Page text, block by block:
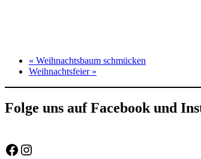
« Weihnachtsbaum schmücken
Weihnachtsfeier »
Folge uns auf Facebook und
Feuerwehr Gemeinde Wölpinghausen
fw_gemeinde_woelpinghausen